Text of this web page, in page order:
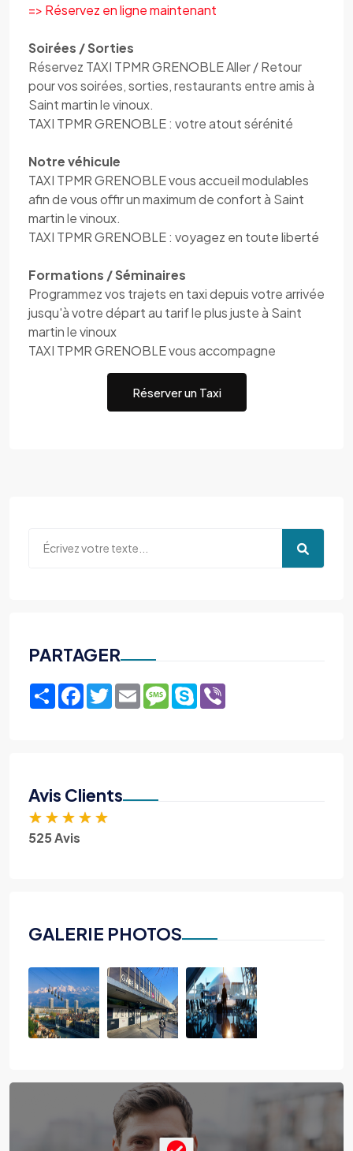
=> Réservez en ligne maintenant
Soirées / Sorties
Réservez TAXI TPMR GRENOBLE Aller / Retour
pour vos soirées, sorties, restaurants entre amis à
Saint martin le vinoux.
TAXI TPMR GRENOBLE : votre atout sérénité
Notre véhicule
TAXI TPMR GRENOBLE vous accueil modulables
afin de vous offir un maximum de confort à Saint
martin le vinoux.
TAXI TPMR GRENOBLE : voyagez en toute liberté
Formations / Séminaires
Programmez vos trajets en taxi depuis votre arrivée
jusqu'à votre départ au tarif le plus juste à Saint
martin le vinoux
TAXI TPMR GRENOBLE vous accompagne
Réserver un Taxi
PARTAGER
ShareFacebook
TwitterEmailMessage
Skype
Avis Clients
★ ★ ★ ★ ★
525 Avis
GALERIE PHOTOS